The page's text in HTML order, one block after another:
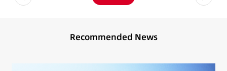
Recommended News